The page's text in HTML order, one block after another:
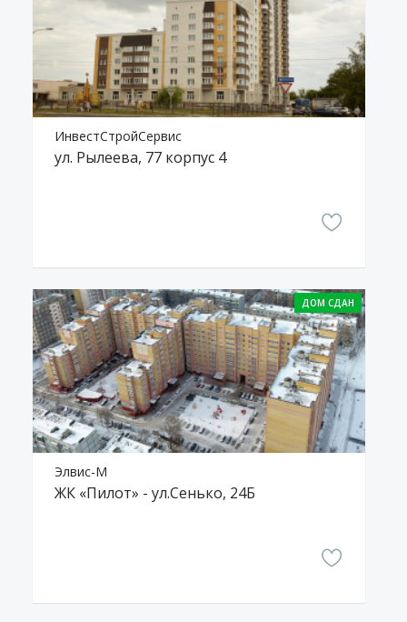
ИнвестСтройСервис
ул. Рылеева, 77 корпус 4
Элвис-М
ЖК «Пилот» - ул.Сенько, 24Б